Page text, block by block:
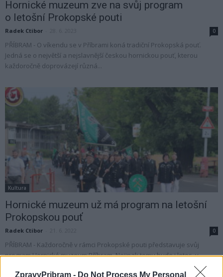
ZpravyPribram - Do Not Process My Personal
Hornické muzeum zve na svůj program
o letošní Prokopské pouti
Radek Ctibor 0
PŘÍBRAM - O víkendu se v Příbrami koná tradiční Prokopská pouť.
Jedná se o největší a nejslavnější českou hornickou pouť, kterou
každoročně doprovázejí různá...
Kultura
Hornické muzeum už má program na letošní
Prokopskou pouť
Radek Ctibor 0
PŘÍBRAM - Každoročně v rámci Prokopské pouti představuje svůj
program Hornické muzeum Příbram. Nejinak tomu bude i letos, v